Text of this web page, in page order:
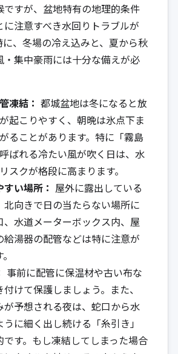
ですが、盆地特有の地理的条件
に注意すべき水回りトラブルが
、冬場の冷え込みと、夏から秋
・集中豪雨には十分な備えが必
凍結： 都城盆地は冬になると放
起こりやすく、朝晩は氷点下ま
ることがあります。特に「霧島
ばれる冷たい風が吹く日は、水
スクが格段に高まります。
い場所： 屋外に露出している
北向きで日の当たらない場所に
、水道メーターボックス内、屋
給湯器の配管などは特に注意が
事前に配管に保温材や古い布な
付けて保護しましょう。また、
が予想される夜は、蛇口から水
うに細く出し続ける「糸引き」
です。もし凍結してしまった場合